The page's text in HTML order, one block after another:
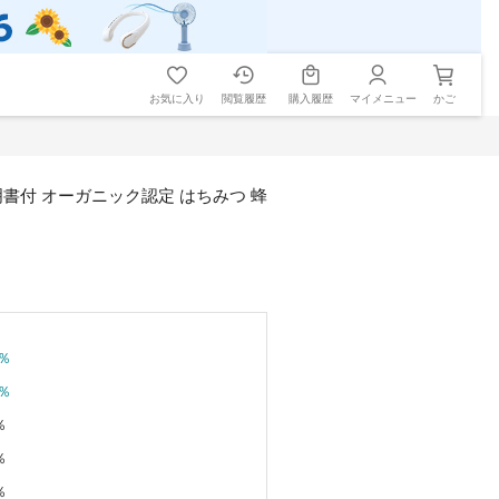
お気に入り 閲覧履歴 購入履歴 マイメニュー かご
付 オーガニック認定 はちみつ 蜂